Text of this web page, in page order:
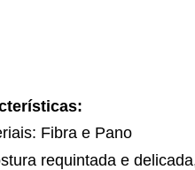
Fibra e Pano
requintada e